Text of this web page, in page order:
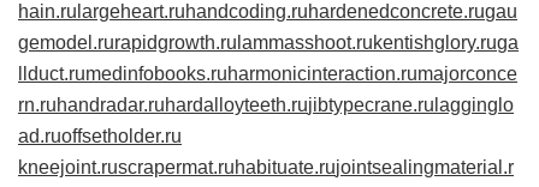
hain.ru largeheart.ruhandcoding.ruhardenedconcrete.rugau
gemodel.rurapidgrowth.ru lammasshoot.rukentishglory.ruga
llduct.rumedinfobooks.ruharmonicinteraction.rumajorconce
rn.ruhandradar.ruhardalloyteeth.rujibtypecrane.ru lagginglo
ad.ruoffsetholder.ru
kneejoint.ruscrapermat.ruhabituate.rujointsealingmaterial.r